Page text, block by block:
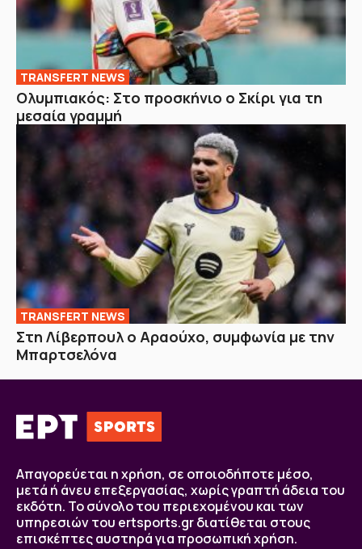
TRANSFERT NEWS
Ολυμπιακός: Στο προσκήνιο ο Σκίρι για τη
μεσαία γραμμή
TRANSFERT NEWS
Στη Λίβερπουλ ο Αραούχο, συμφωνία με την
Μπαρτσελόνα
Απαγορεύεται η χρήση, σε οποιοδήποτε μέσο,
μετά ή άνευ επεξεργασίας, χωρίς γραπτή άδεια του
εκδότη. Το σύνολο του περιεχομένου και των
υπηρεσιών του ertsports.gr διατίθεται στους
επισκέπτες αυστηρά για προσωπική χρήση.